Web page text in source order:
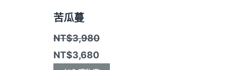
苦瓜蔓
NT$3,980
NT$3,680